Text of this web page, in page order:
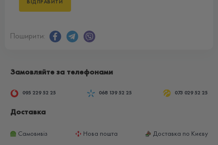
Поширити:
Замовляйте за телефонами
095 229 52 25 068 139 52 25 073 029 52 25
Доставка
Самовивіз Нова пошта Доставка по Києву